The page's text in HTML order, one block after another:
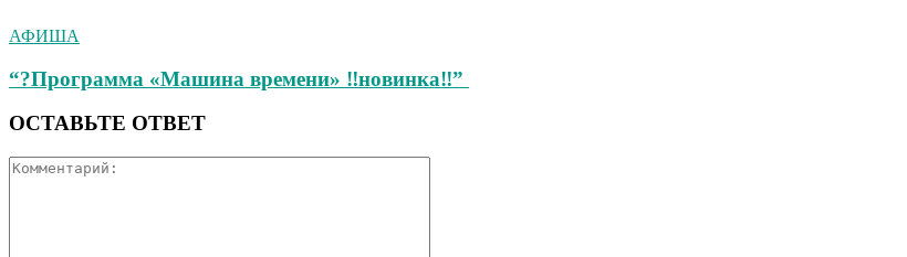
АФИША
“?Программа «Машина времени» ‼новинка‼”
ОСТАВЬТЕ ОТВЕТ